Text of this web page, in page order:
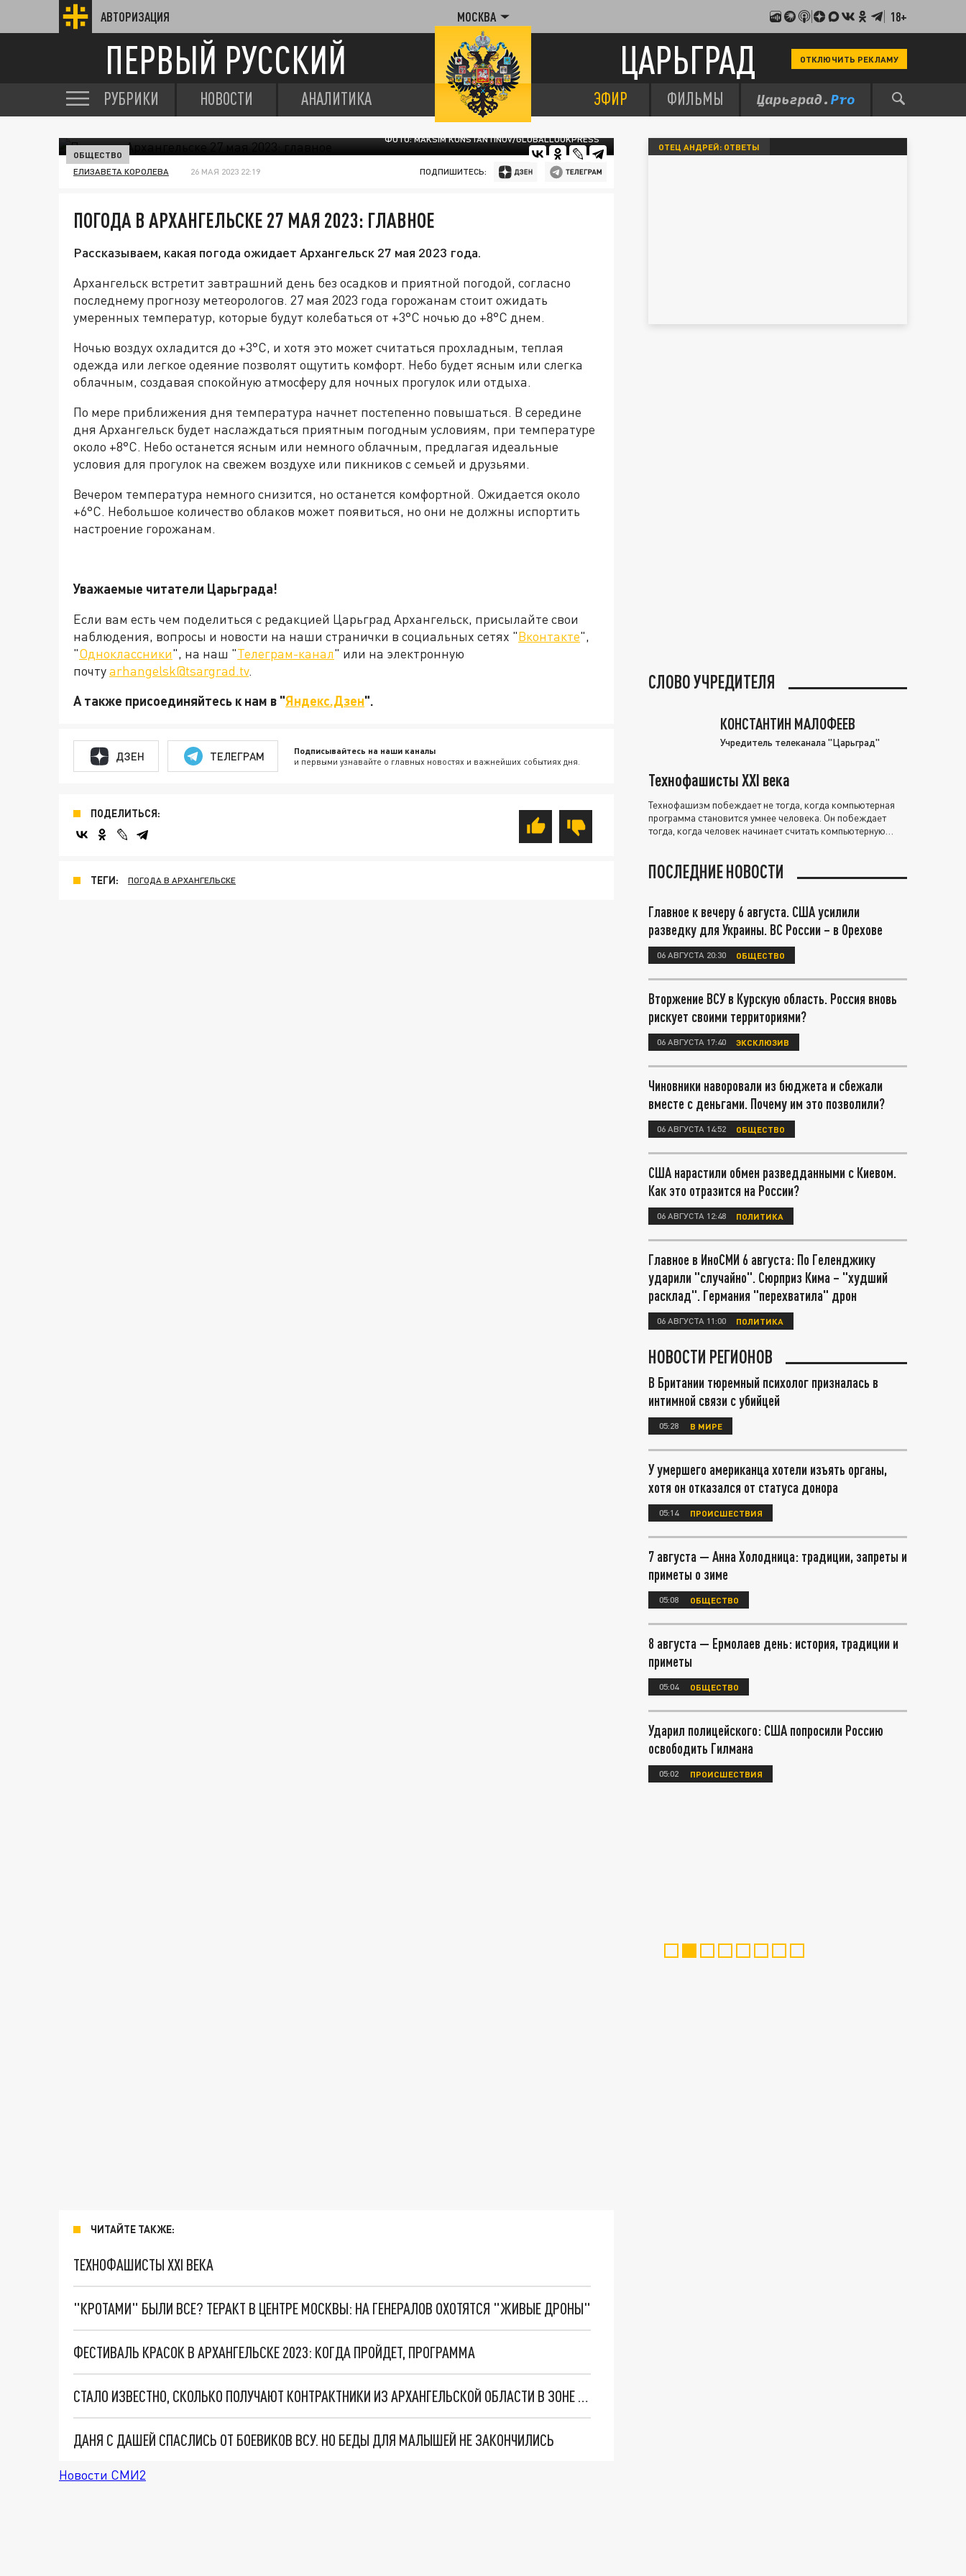
АВТОРИЗАЦИЯ МОСКВА 18+
ПЕРВЫЙ РУССКИЙ ЦАРЬГРАД ОТКЛЮЧИТЬ РЕКЛАМУ
РУБРИКИ НОВОСТИ АНАЛИТИКА ЭФИР ФИЛЬМЫ
ФОТО: MAKSIM KONSTANTINOV/GLOBALLOOKPRESS
ОБЩЕСТВО
ЕЛИЗАВЕТА КОРОЛЕВА 26 МАЯ 2023 22:19 ПОДПИШИТЕСЬ:
ПОГОДА В АРХАНГЕЛЬСКЕ 27 МАЯ 2023: ГЛАВНОЕ
Рассказываем, какая погода ожидает Архангельск 27 мая 2023 года.
Архангельск встретит завтрашний день без осадков и приятной погодой, согласно
последнему прогнозу метеорологов. 27 мая 2023 года горожанам стоит ожидать
умеренных температур, которые будут колебаться от +3°C ночью до +8°C днем.
Ночью воздух охладится до +3°C, и хотя это может считаться прохладным, теплая
одежда или легкое одеяние позволят ощутить комфорт. Небо будет ясным или слегка
облачным, создавая спокойную атмосферу для ночных прогулок или отдыха.
По мере приближения дня температура начнет постепенно повышаться. В середине
дня Архангельск будет наслаждаться приятным погодным условиям, при температуре
около +8°C. Небо останется ясным или немного облачным, предлагая идеальные
условия для прогулок на свежем воздухе или пикников с семьей и друзьями.
Вечером температура немного снизится, но останется комфортной. Ожидается около
+6°C. Небольшое количество облаков может появиться, но они не должны испортить
настроение горожанам.
Уважаемые читатели Царьграда!
Если вам есть чем поделиться с редакцией Царьград Архангельск, присылайте свои
наблюдения, вопросы и новости на наши странички в социальных сетях "Вконтакте",
"Одноклассники", на наш "Телеграм-канал" или на электронную
почтуarhangelsk@tsargrad.tv.
А также присоединяйтесь к нам в "Яндекс.Дзен".
ДЗЕН ТЕЛЕГРАМ Подписывайтесь на наши каналы
и первыми узнавайте о главных новостях и важнейших событиях дня.
ПОДЕЛИТЬСЯ:
ТЕГИ: ПОГОДА В АРХАНГЕЛЬСКЕ
ЧИТАЙТЕ ТАКЖЕ:
ТЕХНОФАШИСТЫ XXI ВЕКА
"КРОТАМИ" БЫЛИ ВСЕ? ТЕРАКТ В ЦЕНТРЕ МОСКВЫ: НА ГЕНЕРАЛОВ ОХОТЯТСЯ "ЖИВЫЕ ДРОНЫ"
ФЕСТИВАЛЬ КРАСОК В АРХАНГЕЛЬСКЕ 2023: КОГДА ПРОЙДЕТ, ПРОГРАММА
СТАЛО ИЗВЕСТНО, СКОЛЬКО ПОЛУЧАЮТ КОНТРАКТНИКИ ИЗ АРХАНГЕЛЬСКОЙ ОБЛАСТИ В ЗОНЕ СВО
ДАНЯ С ДАШЕЙ СПАСЛИСЬ ОТ БОЕВИКОВ ВСУ. НО БЕДЫ ДЛЯ МАЛЫШЕЙ НЕ ЗАКОНЧИЛИСЬ
Новости СМИ2
ОТЕЦ АНДРЕЙ: ОТВЕТЫ
СЛОВО УЧРЕДИТЕЛЯ
КОНСТАНТИН МАЛОФЕЕВ
Учредитель телеканала "Царьград"
Технофашисты XXI века
Технофашизм побеждает не тогда, когда компьютерная
программа становится умнее человека. Он побеждает
тогда, когда человек начинает считать компьютерную
ПОСЛЕДНИЕ НОВОСТИ
Главное к вечеру 6 августа. США усилили
разведку для Украины. ВС России – в Орехове
06 АВГУСТА 20:30 ОБЩЕСТВО
Вторжение ВСУ в Курскую область. Россия вновь
рискует своими территориями?
06 АВГУСТА 17:40 ЭКСКЛЮЗИВ
Чиновники наворовали из бюджета и сбежали
вместе с деньгами. Почему им это позволили?
06 АВГУСТА 14:52 ОБЩЕСТВО
США нарастили обмен разведданными с Киевом.
Как это отразится на России?
06 АВГУСТА 12:48 ПОЛИТИКА
Главное в ИноСМИ 6 августа: По Геленджику
ударили "случайно". Сюрприз Кима – "худший
расклад". Германия "перехватила" дрон
06 АВГУСТА 11:00 ПОЛИТИКА
НОВОСТИ РЕГИОНОВ
В Британии тюремный психолог призналась в
интимной связи с убийцей
05:28 В МИРЕ
У умершего американца хотели изъять органы,
хотя он отказался от статуса донора
05:14 ПРОИСШЕСТВИЯ
7 августа — Анна Холодница: традиции, запреты и
приметы о зиме
05:08 ОБЩЕСТВО
8 августа — Ермолаев день: история, традиции и
приметы
05:04 ОБЩЕСТВО
Ударил полицейского: США попросили Россию
освободить Гилмана
05:02 ПРОИСШЕСТВИЯ